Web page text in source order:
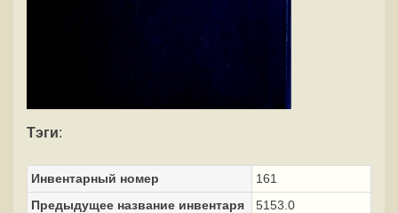
Тэги:
Инвентарный номер
161
Предыдущее название инвентаря
5153.0